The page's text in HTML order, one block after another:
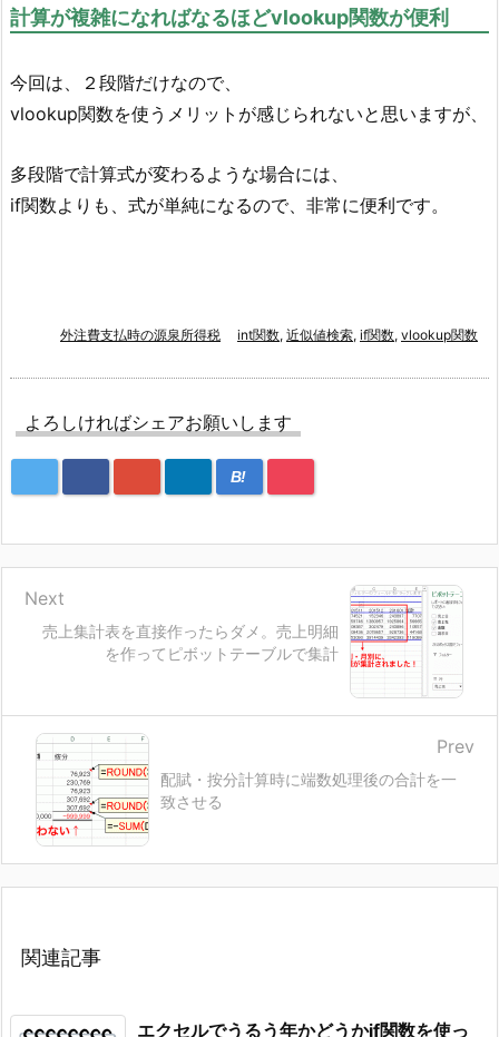
計算が複雑になればなるほどvlookup関数が便利
今回は、２段階だけなので、
vlookup関数を使うメリットが感じられないと思いますが、
多段階で計算式が変わるような場合には、
if関数よりも、式が単純になるので、非常に便利です。
外注費支払時の源泉所得税 int関数, 近似値検索, if関数, vlookup関数
よろしければシェアお願いします
B!
売上集計表を直接作ったらダメ。売上明細
を作ってピボットテーブルで集計
Next
配賦・按分計算時に端数処理後の合計を一
致させる
Prev
関連記事
エクセルでうるう年かどうかif関数を使っ